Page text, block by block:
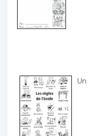
Un